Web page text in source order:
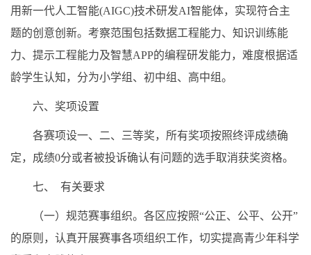
用新一代人工智能(AIGC)技术研发AI智能体，实现符合主
题的创意创新。考察范围包括数据工程能力、知识训练能
力、提示工程能力及智慧APP的编程研发能力，难度根据适
龄学生认知，分为小学组、初中组、高中组。
六、奖项设置
各赛项设一、二、三等奖，所有奖项按照终评成绩确
定，成绩0分或者被投诉确认有问题的选手取消获奖资格。
七、 有关要求
（一）规范赛事组织。各区应按照“公正、公平、公开”
的原则，认真开展赛事各项组织工作，切实提高青少年科学